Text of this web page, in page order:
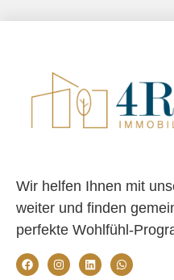
Wir helfen Ihnen mit
weiter und finden
perfekte Wohlfühl-